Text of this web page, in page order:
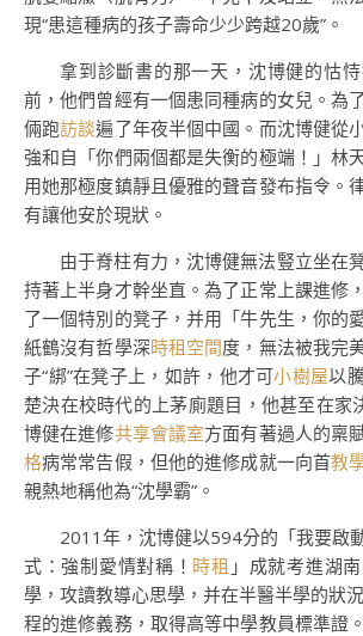
現“患這種病的孩子壽命少少跨越20歲”。
拿到診斷書的那一天，沈博健的怙
前，他們曾經有一個患同種病的女兒。為
倆跑訪談遍了年夜半個中國。而沈博健從
強和自「你們兩個都是失衡的極端！」林
用她那極度鎮靜且優雅的聲音發布指令。
有讓他安於現狀。
由于脊柱有力，沈博健無法豎立坐在
持著上半身才幹坐直。為了正常上課進修
了一個特別的凳子，并用「牛先生，你的
紙鶴沒有哲學深時租空間度，無法被我完
子“綁”在凳子上，如許，他才可小樹屋以
楚決在校時代的上茅廁題目，他甚至在家
博健在進修共享會議室方面有著過人的稟
格病常常告假，但他的進修成就一向首教
親熱地稱他為“沈學霸”。
2011年，沈博健以594分的「我要啟
式：強制愛情對稱！ 時租 」成就考進湖南
學，攻讀教導心思學，并在半醫半學的狀
程的進修義務，取得高等中學教員標準證